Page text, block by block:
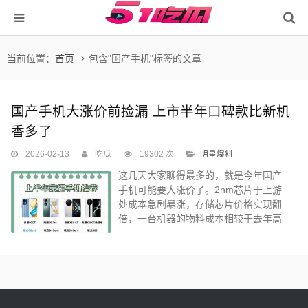
当前位置： 首页 包含"国产手机"标签的文章
国产手机大涨价前捡漏 上市半年口碑款比新机
香多了
2026-02-13 吃瓜 19302 次 明星爆料
这几天大家聊得最多的，就是今年国产
手机可能要大涨价了。2nm芯片于上游
处成本急剧暴涨，存储芯片价格实现翻
倍，一台机器的物料成本相较于去年高